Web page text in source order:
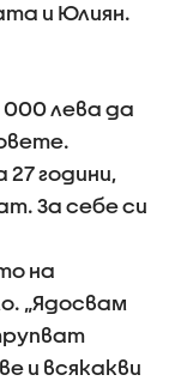
и Юлиян.
лева да
години,
За себе си
на
„Ядосвам
и всякакви